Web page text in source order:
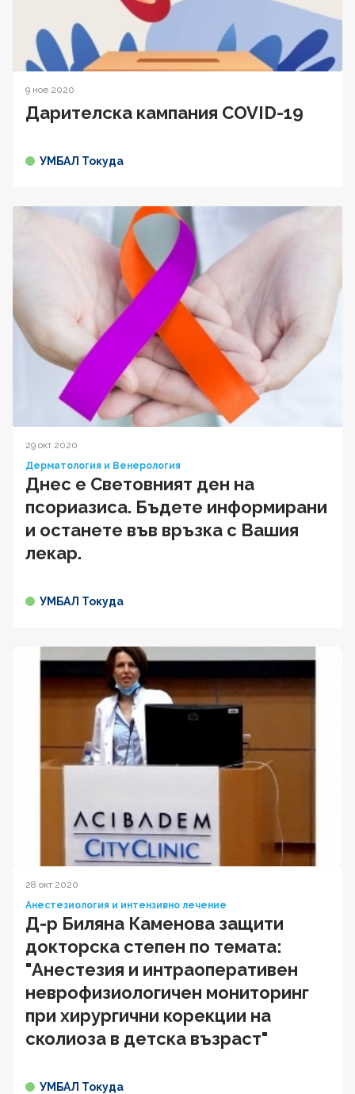
9 ное 2020
Дарителска кампания COVID-19
УМБАЛ Токуда
29 окт 2020
Дерматология и Венерология
Днес е Световният ден на
псориазиса. Бъдете информирани
и останете във връзка с Вашия
лекар.
УМБАЛ Токуда
28 окт 2020
Анестезиология и интензивно лечение
Д-р Биляна Каменова защити
докторска степен по темата:
"Анестезия и интраоперативен
неврофизиологичен мониторинг
при хирургични корекции на
сколиоза в детска възраст"
УМБАЛ Токуда